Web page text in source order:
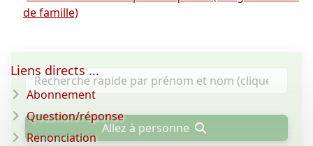
de famille)
Allez à personne
Liens directs ...
Abonnement
Question/réponse
Renonciation